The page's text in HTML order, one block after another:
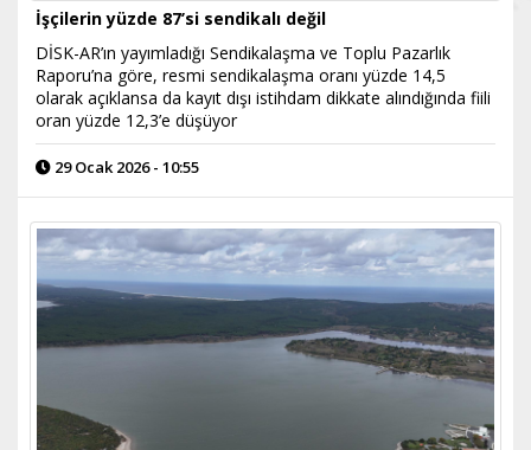
İşçilerin yüzde 87’si sendikalı değil
DİSK-AR’ın yayımladığı Sendikalaşma ve Toplu Pazarlık
Raporu’na göre, resmi sendikalaşma oranı yüzde 14,5
olarak açıklansa da kayıt dışı istihdam dikkate alındığında fiili
oran yüzde 12,3’e düşüyor
29 Ocak 2026 - 10:55